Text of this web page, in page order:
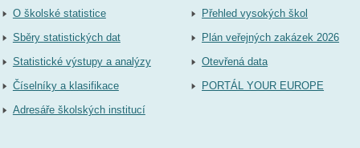
O školské statistice
Sběry statistických dat
Statistické výstupy a analýzy
Číselníky a klasifikace
Adresáře školských institucí
Přehled vysokých škol
Plán veřejných zakázek 2026
Otevřená data
PORTÁL YOUR EUROPE